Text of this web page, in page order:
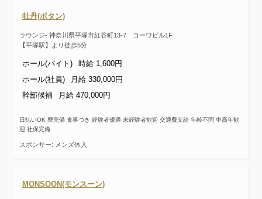
牡丹(ボタン)
ラウンジ- 神奈川県平塚市紅谷町13-7 コーワビル1F
【平塚駅】より徒歩5分
ホール(バイト)
時給 1,600円
ホール(社員)
月給 330,000円
幹部候補
月給 470,000円
日払いOK 寮完備 食事つき 経験者優遇 未経験者歓迎 交通費支給 年齢不問 中高年歓
迎 社保完備
スポンサー: メンズ体入
MONSOON(モンスーン)